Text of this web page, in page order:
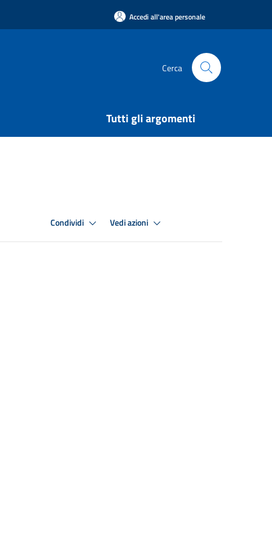
Accedi all'area personale
Cerca
Tutti gli argomenti
Condividi Vedi azioni